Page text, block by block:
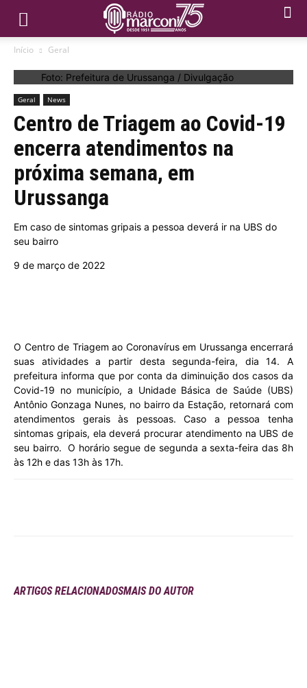
Início Geral
Foto: Prefeitura de Urussanga / Divulgação
Geral News
Centro de Triagem ao Covid-19
encerra atendimentos na
próxima semana, em
Urussanga
Em caso de sintomas gripais a pessoa deverá ir na UBS do
seu bairro
9 de março de 2022
O Centro de Triagem ao Coronavírus em Urussanga encerrará
suas atividades a partir desta segunda-feira, dia 14. A
prefeitura informa que por conta da diminuição dos casos da
Covid-19 no município, a Unidade Básica de Saúde (UBS)
Antônio Gonzaga Nunes, no bairro da Estação, retornará com
atendimentos gerais às pessoas. Caso a pessoa tenha
sintomas gripais, ela deverá procurar atendimento na UBS de
seu bairro. O horário segue de segunda a sexta-feira das 8h
às 12h e das 13h às 17h.
ARTIGOS RELACIONADOSMAIS DO AUTOR